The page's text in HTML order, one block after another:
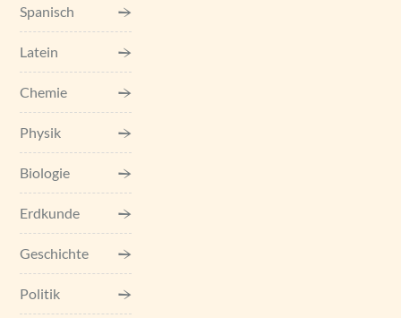
Spanisch
Latein
Chemie
Physik
Biologie
Erdkunde
Geschichte
Politik